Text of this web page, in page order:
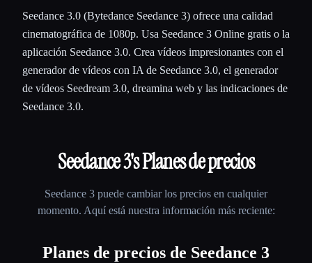
Seedance 3.0 (Bytedance Seedance 3) ofrece una calidad
cinematográfica de 1080p. Usa Seedance 3 Online gratis o la
aplicación Seedance 3.0. Crea vídeos impresionantes con el
generador de vídeos con IA de Seedance 3.0, el generador
de vídeos Seedream 3.0, dreamina web y las indicaciones de
Seedance 3.0.
Seedance 3's Planes de precios
Seedance 3 puede cambiar los precios en cualquier
momento. Aquí está nuestra información más reciente:
Planes de precios de Seedance 3